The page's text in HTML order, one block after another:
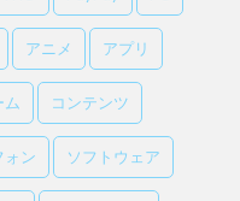
アニメ アプリ
ム コンテンツ
ォン ソフトウェア